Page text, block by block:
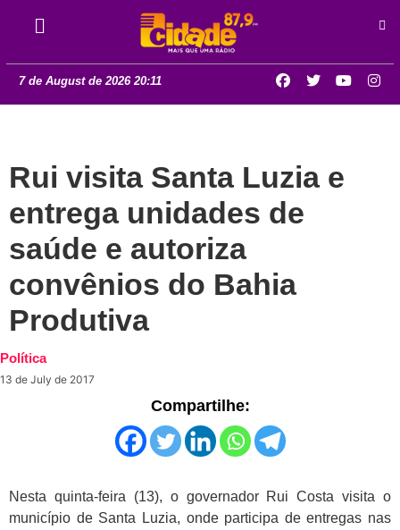
7 de August de 2026 20:11
Rui visita Santa Luzia e
entrega unidades de
saúde e autoriza
convênios do Bahia
Produtiva
Política
13 de July de 2017
Compartilhe:
Nesta quinta-feira (13), o governador Rui Costa visita o
município de Santa Luzia, onde participa de entregas nas